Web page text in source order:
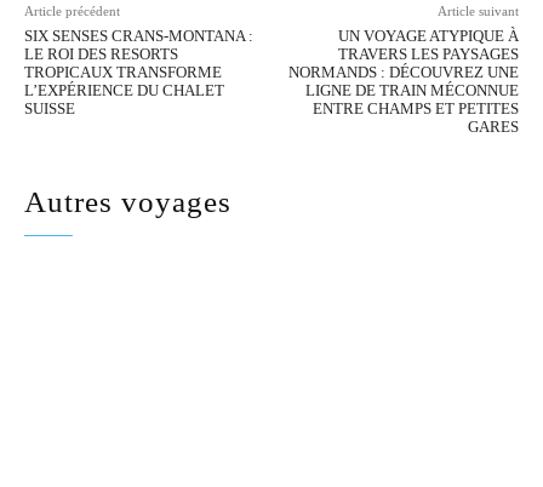
Article précédent
SIX SENSES CRANS-MONTANA :
LE ROI DES RESORTS
TROPICAUX TRANSFORME
L’EXPÉRIENCE DU CHALET
SUISSE
Article suivant
UN VOYAGE ATYPIQUE À
TRAVERS LES PAYSAGES
NORMANDS : DÉCOUVREZ UNE
LIGNE DE TRAIN MÉCONNUE
ENTRE CHAMPS ET PETITES
GARES
Autres voyages